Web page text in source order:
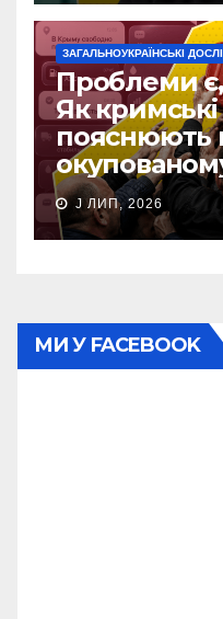
ЗАГАЛЬНОУКРАЇНСЬКІ
Проблеми
Як кримські
пояснюють
J ЛИП, 2026
МИ У FACEBOOK